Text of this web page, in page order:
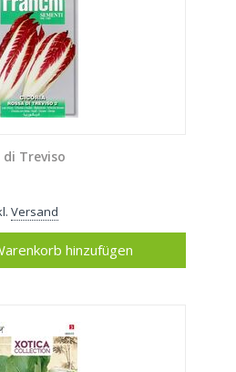
Treviso
Versand
hinzufügen